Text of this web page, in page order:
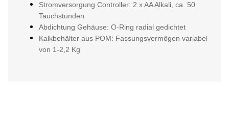
Stromversorgung Controller: 2 x AA Alkali, ca. 50
Tauchstunden
Abdichtung Gehäuse: O-Ring radial gedichtet
Kalkbehälter aus POM: Fassungsvermögen variabel
von 1-2,2 Kg